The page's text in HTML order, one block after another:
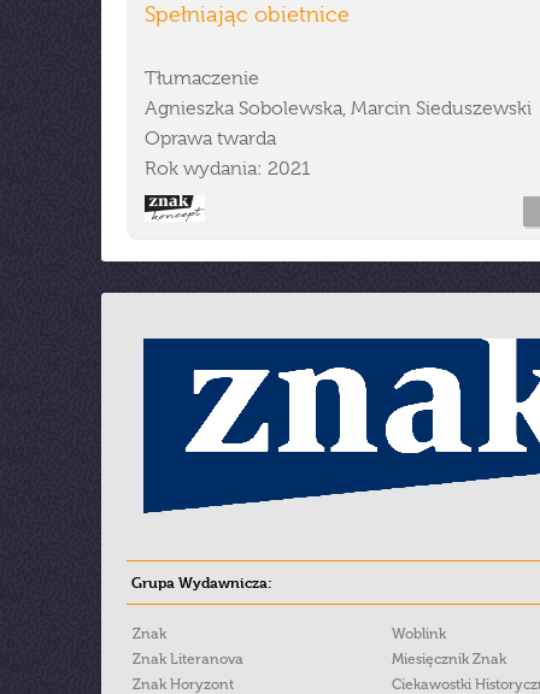
Spełniając obietnice
Tłumaczenie
Agnieszka Sobolewska, Marcin Sieduszewski
Oprawa twarda
Rok wydania: 2021
Grupa Wydawnicza:
Znak
Znak Literanova
Znak Horyzont
Woblink
Miesięcznik Znak
Ciekawostki